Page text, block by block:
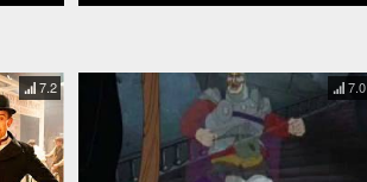
7.2 7.0